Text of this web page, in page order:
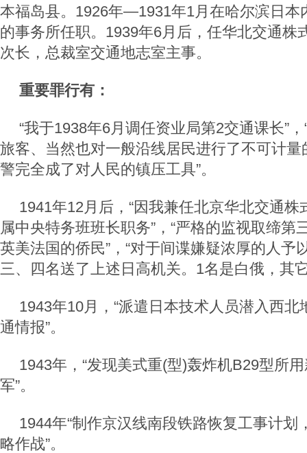
本福岛县。1926年—1931年1月在哈尔滨日本
的事务所任职。1939年6月后，任华北交通株
次长，总裁室交通地志室主事。
重要罪行有：
“我于1938年6月调任资业局第2交通课长”
旅客、当然也对一般沿线居民进行了不可计
警完全成了对人民的镇压工具”。
1941年12月后，“因我兼任北京华北交通
属中央特务班班长职务”，“严格的监视取缔第
英美法国的侨民”，“对于间谍嫌疑浓厚的人予
三、四名送了上述日高机关。1名是白俄，其
1943年10月，“派遣日本技术人员潜入西
通情报”。
1943年，“发现美式重(型)轰炸机B29型所
军”。
1944年“制作京汉线南段铁路恢复工事计划
略作战”。